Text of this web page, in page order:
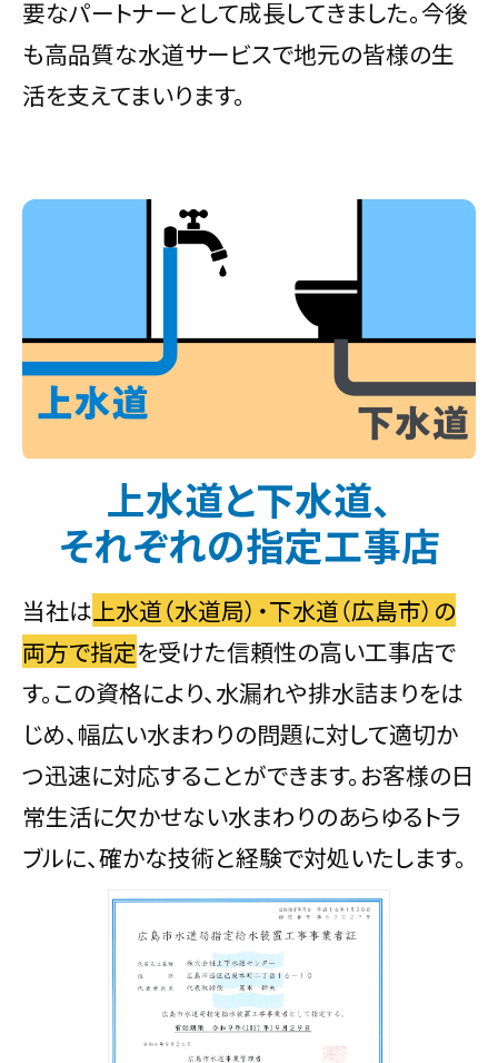
要なパートナーとして成長してきました。今後
も高品質な水道サービスで地元の皆様の生
活を支えてまいります。
上水道と下水道、
それぞれの指定工事店
当社は 上水道（水道局）・下水道（広島市）の
両方で指定を受けた信頼性の高い工事店で
す。この資格により、水漏れや排水詰まりをは
じめ、幅広い水まわりの問題に対して適切か
つ迅速に対応することができます。お客様の日
常生活に欠かせない水まわりのあらゆるトラ
ブルに、確かな技術と経験で対処いたします。